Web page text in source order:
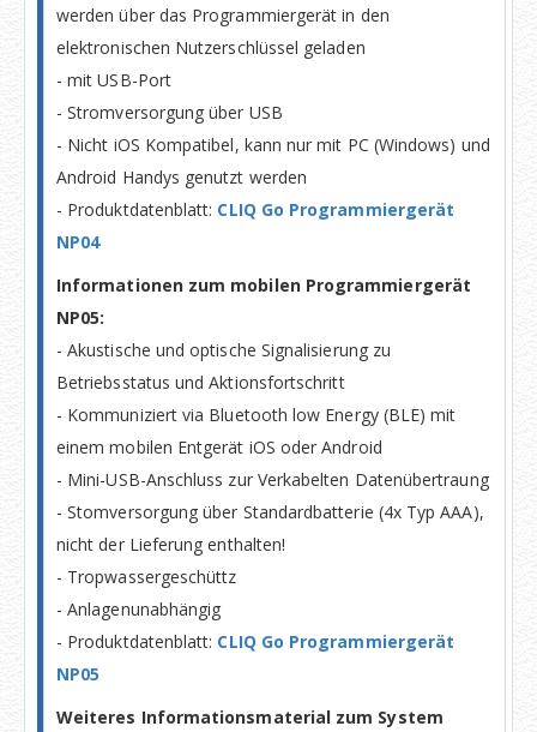
werden über das Programmiergerät in den
elektronischen Nutzerschlüssel geladen
- mit USB-Port
- Stromversorgung über USB
- Nicht iOS Kompatibel, kann nur mit PC (Windows) und
Android Handys genutzt werden
- Produktdatenblatt: CLIQ Go Programmiergerät
NP04
Informationen zum mobilen Programmiergerät
NP05:
- Akustische und optische Signalisierung zu
Betriebsstatus und Aktionsfortschritt
- Kommuniziert via Bluetooth low Energy (BLE) mit
einem mobilen Entgerät iOS oder Android
- Mini-USB-Anschluss zur Verkabelten Datenübertraung
- Stomversorgung über Standardbatterie (4x Typ AAA),
nicht der Lieferung enthalten!
- Tropwassergeschüttz
- Anlagenunabhängig
- Produktdatenblatt: CLIQ Go Programmiergerät
NP05
Weiteres Informationsmaterial zum System